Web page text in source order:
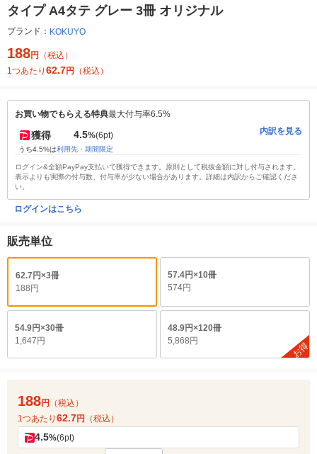
タイプ A4タテ グレー 3冊 オリジナル
ブランド： KOKUYO
188円
（税込）
1つあたり 62.7円 （税込）
お買い物でもらえる特典最大付与率6.5%
獲得 4.5%(6pt)
うち4.5%は利用先・期間限定
内訳を見る
ログイン&全額PayPay支払いで獲得できます。原則として税抜金額に対し付与されます。
表示よりも実際の付与数、付与率が少ない場合があります。詳細は内訳からご確認くださ
い。
ログインはこちら
販売単位
62.7円×3冊
188円
57.4円×10冊
574円
54.9円×30冊
1,647円
48.9円×120冊
5,868円
お得
188円
（税込）
1つあたり 62.7円 （税込）
4.5%(6pt)